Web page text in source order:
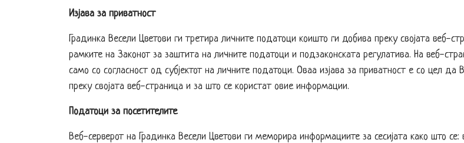
Изјава за приватност
Градинка Весели Цветови ги третира личните податоци коишто ги добива преку својата веб-
рамките на Законот за заштита на личните податоци и подзаконската регулатива. На веб-
само со согласност од субјектот на личните податоци. Оваа изјава за приватност е со цел
преку својата веб-страница и за што се користат овие информации.
Податоци за посетителите
Веб-серверот на Градинка Весели Цветови ги меморира информациите за сесијата како што